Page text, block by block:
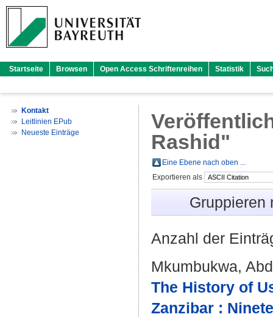
Startseite Browsen Open Access Schriftenreihen Statistik
Kontakt
Leitlinien EPub
Neueste Einträge
Rashid "
Eine Ebene nach oben ...
Exportieren als
Anzahl der
Mkumbukwa,
The History of
Zanzibar :